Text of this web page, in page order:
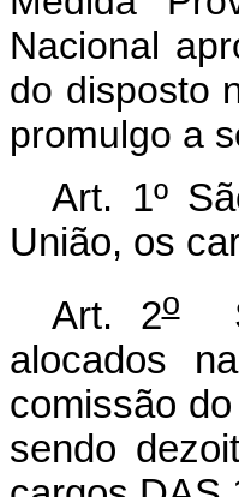
Nacional
do disposto
promulgo a
Art. 1º
União, os
Art. 2o
alocados
comissão
sendo